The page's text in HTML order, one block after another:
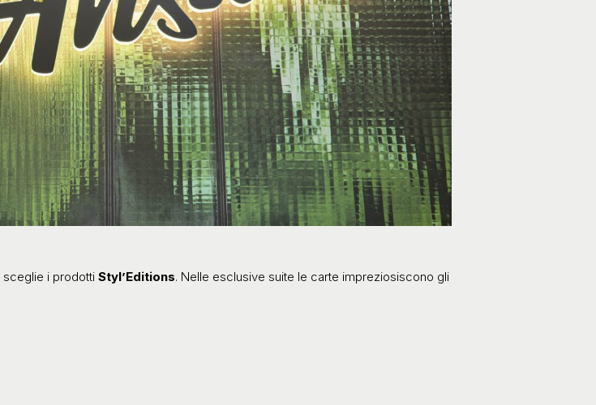
sceglie i prodotti Styl’Editions. Nelle esclusive suite le carte impreziosiscono gli